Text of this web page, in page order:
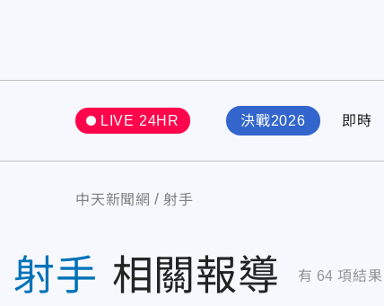
LIVE 24HR 決戰2026 即時
中天新聞網 射手
射手 相關報導 有 64 項結果